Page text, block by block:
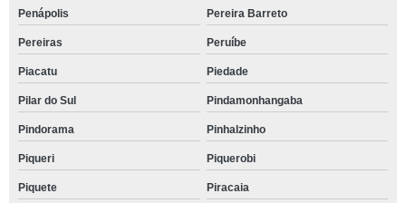
Penápolis Pereira Barreto
Pereiras Peruíbe
Piacatu Piedade
Pilar do Sul Pindamonhangaba
Pindorama Pinhalzinho
Piqueri Piquerobi
Piquete Piracaia